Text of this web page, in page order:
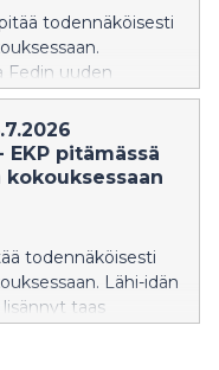
voidaan
todennäköisesti
Fedin uuden
linjasta. S-
pitämässä
todennäköisesti
Lähi-idän
taas